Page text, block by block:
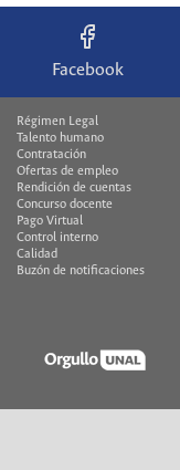
Facebook
Régimen Legal
Talento humano
Contratación
Ofertas de empleo
Rendición de cuentas
Concurso docente
Pago Virtual
Control interno
Calidad
Buzón de notificaciones